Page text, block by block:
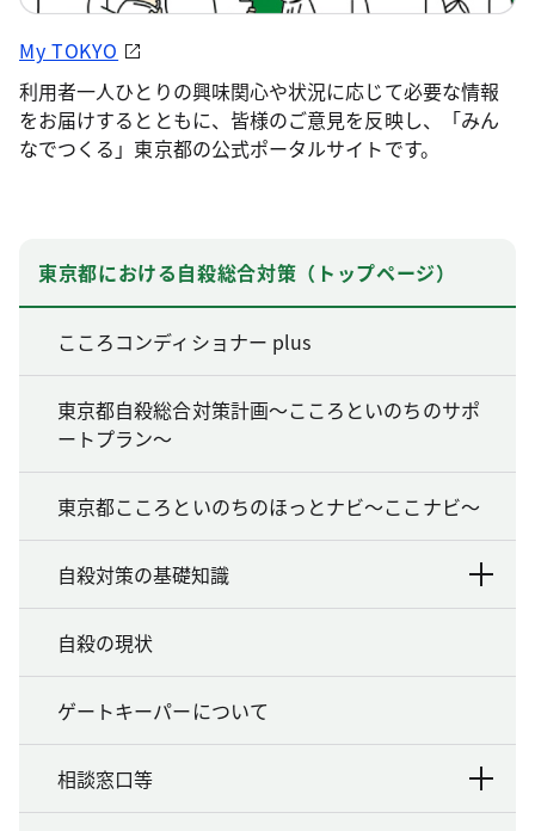
My TOKYO
利用者一人ひとりの興味関心や状況に応じて必要な情報
をお届けするとともに、皆様のご意見を反映し、「みん
なでつくる」東京都の公式ポータルサイトです。
東京都における自殺総合対策（トップページ）
こころコンディショナー plus
東京都自殺総合対策計画～こころといのちのサポ
ートプラン～
東京都こころといのちのほっとナビ～ここナビ～
自殺対策の基礎知識
自殺の現状
ゲートキーパーについて
相談窓口等